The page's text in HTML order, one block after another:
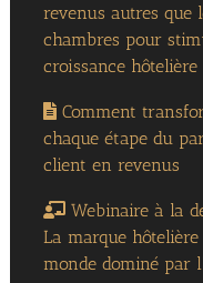
revenus autres que
chambres pour
croissance hôtelière
Comment
chaque étape du
client en revenus
Webinaire à la
La marque
monde dominé par